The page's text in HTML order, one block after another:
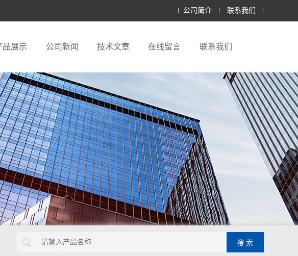
公司简介 联系我们
品展示 公司新闻 技术文章 在线留言 联系我们